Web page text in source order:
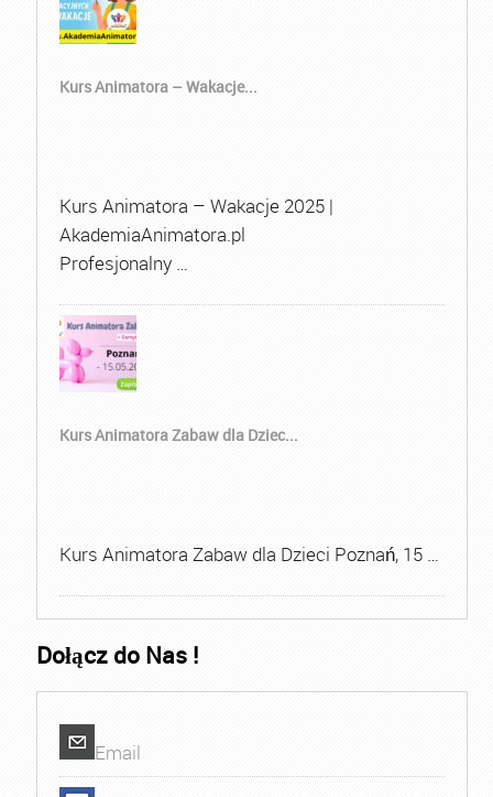
Kurs Animatora – Wakacje...
Kurs Animatora – Wakacje 2025 |
AkademiaAnimatora.pl
Profesjonalny …
Kurs Animatora Zabaw dla Dziec...
Kurs Animatora Zabaw dla Dzieci Poznań, 15 …
Dołącz do Nas !
Email